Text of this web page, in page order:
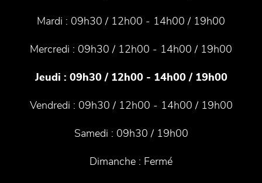
Mardi : 09h30 / 12h00 - 14h00 / 19h00
Mercredi : 09h30 / 12h00 - 14h00 / 19h00
Jeudi : 09h30 / 12h00 - 14h00 / 19h00
Vendredi : 09h30 / 12h00 - 14h00 / 19h00
Samedi : 09h30 / 19h00
Dimanche : Fermé